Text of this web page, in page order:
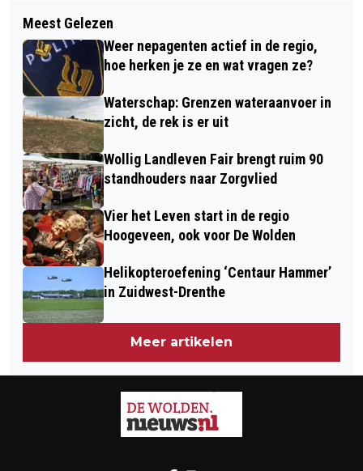
OPNIEUW
BEACHVOLLEYBALTOERNOOI IN DE
WIJK
HOOGEVEENSE KEIENTOCHT MET EEN
WANDELMAATJE OP DE 15 EN 20 KM
ROUTE
Meest Gelezen
Weer nepagenten actief in de regio,
hoe herken je ze en wat vragen ze?
Waterschap: Grenzen wateraanvoer in
zicht, de rek is er uit
Wollig Landleven Fair brengt ruim 90
standhouders naar Zorgvlied
Vier het Leven start in de regio
Hoogeveen, ook voor De Wolden
Helikopteroefening ‘Centaur Hammer’
in Zuidwest-Drenthe
Meer artikelen